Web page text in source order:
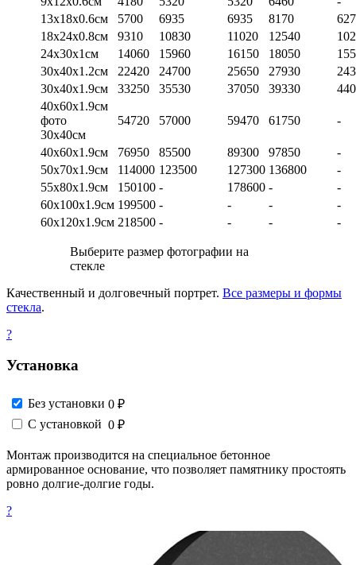
13х18х0.6см
5700 6935 6935 8170
18х24х0.8см
9310 10830 11020 12540
24х30х1см
14060 15960 16150 18050
30х40х1.2см
22420 24700 25650 27930
30х40х1.9см
33250 35530 37050 39330
40х60х1.9см
фото
30х40см
54720 57000 59470 61750 -
40х60х1.9см 76950 85500 89300 97850
-
50х70х1.9см
114000 123500 127300 136800
-
55х80х1.9см
150100 - 178600 -
-
60х100х1.9см 199500 - - -
-
60х120х1.9см 218500 - - - -
Выберите размер фотографии на
стекле
Качественный и долговечный портрет. Все размеры и формы
стекла.
?
Установка
Без установки 0 ₽
С установкой 0 ₽
Монтаж производится на специальное бетонное
армированное основание, что позволяет памятнику простоять
ровно долгие-долгие годы.
?